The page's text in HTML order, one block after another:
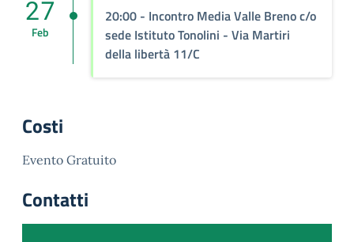
20:00 - Incontro Media Valle Breno c/o
sede Istituto Tonolini - Via Martiri
della libertà 11/C
27
Feb
Costi
Evento Gratuito
Contatti